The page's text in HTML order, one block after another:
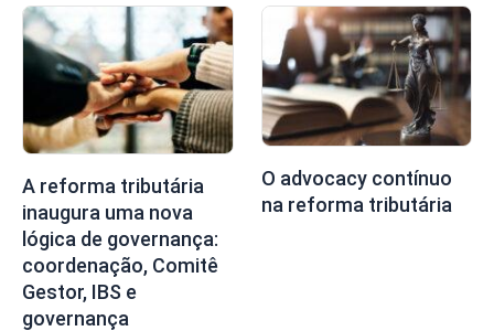
A reforma tributária
inaugura uma nova
lógica de governança:
coordenação, Comitê
Gestor, IBS e
governança
O advocacy contínuo
na reforma tributária